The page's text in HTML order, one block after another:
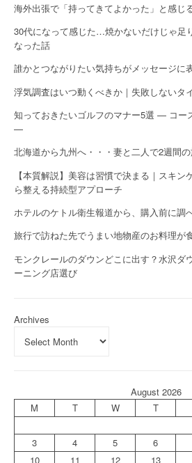
海外出張で「持ってきてよかった」と感じ
30代になって感じた…焼かないだけじゃ足
なった話
誰かとつながりたい気持ちがメッセージに
浮気調査はいつ動くべきか｜失敗しないタ
知っておきたいゴルフのマナー5選 — コー
—
北海道から九州へ・・・妻と二人で2週間
【本質解説】美容は習慣で決まる｜スキ
ら整える持続型アプローチ
ホテルのケトル衛生報道から、購入前に調
旅行で訪ねた先でうまい地物産のお料理が
モンクレールのダウンどこに出す？水沢ダ
ーニング店選び
Archives
August 2026
M
T W T
3
4 5 6
10
11 12 13